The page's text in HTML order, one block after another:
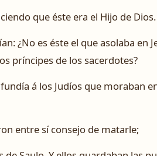
que éste era el Hijo de Dios.
¿No es éste el que asolaba en
príncipes de los sacerdotes?
á los Judíos que moraban
entre sí consejo de matarle;